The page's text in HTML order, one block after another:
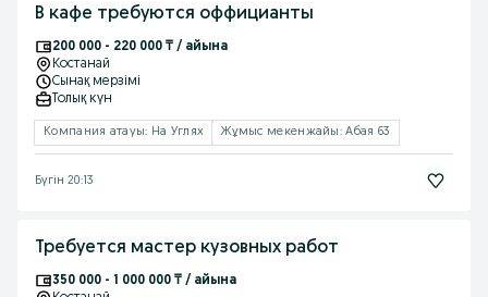
В кафе требуются оффицианты
200 000 - 220 000 ₸ / айына
Костанай
Сынақ мерзімі
Толық күн
Компания атауы: На Углях Жұмыс мекенжайы: Абая 63
Бүгін 20:13
Требуется мастер кузовных работ
350 000 - 1 000 000 ₸ / айына